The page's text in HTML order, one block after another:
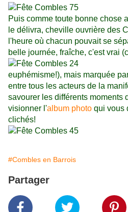
Puis comme toute bonne chose
le délivra, cheville ouvrière des
l'heure où chacun pouvait se
belle journée, fraîche, c'est vrai
euphémisme!), mais marquée
entre tous les acteurs de la
savourer les différents moments
visionner l'album photo qui vous
clichés!
#Combles en Barrois
Partager